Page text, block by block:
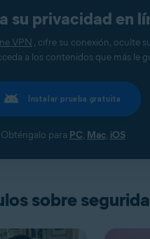
su privacidad en
VPN , cifre su conexión, oculte
a los contenidos que más le
Instalar prueba gratuita
Obténgalo para PC, Mac, iOS
sobre